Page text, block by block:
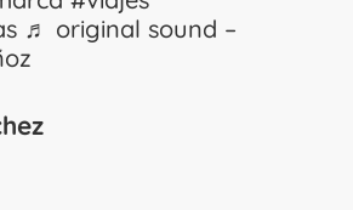
♬ original sound –